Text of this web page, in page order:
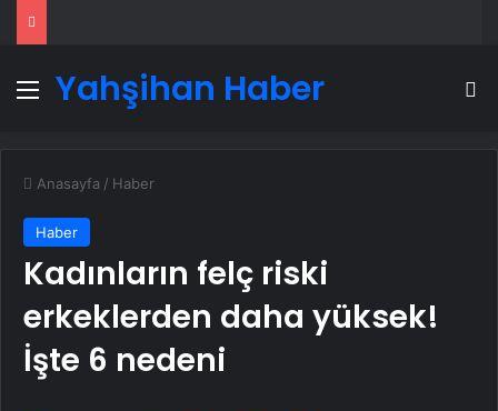
Menü
Yahşihan Haber
Anasayfa / Haber
Haber
Kadınların felç riski
erkeklerden daha yüksek!
İşte 6 nedeni